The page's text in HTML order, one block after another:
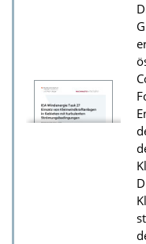
s
z
u
r
P
u
b
l
i
k
a